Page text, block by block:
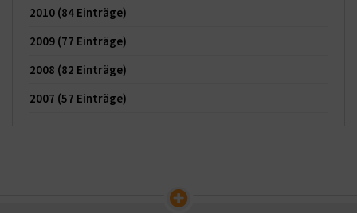
2010 (84 Einträge)
2009 (77 Einträge)
2008 (82 Einträge)
2007 (57 Einträge)